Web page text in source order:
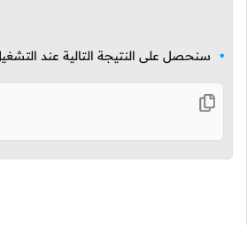
سنحصل على النتيجة التالية عند